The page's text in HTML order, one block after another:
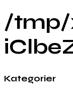
/
Kategorier